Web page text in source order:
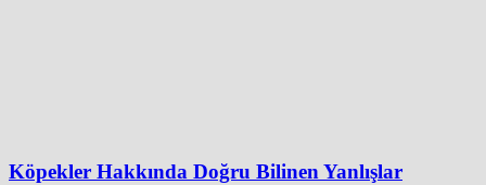
Köpekler Hakkında Doğru Bilinen Yanlışlar